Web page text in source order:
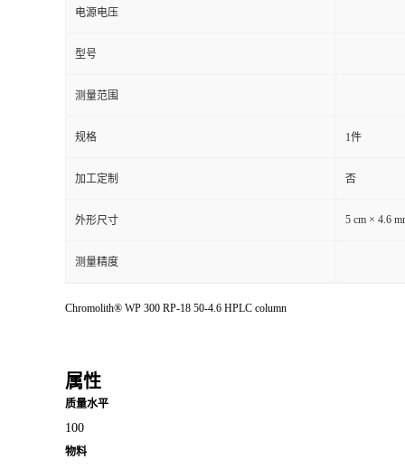
电源电压
型号
测量范围
规格 1件
加工定制 否
外形尺寸 5 cm × 4.6
测量精度
Chromolith® WP 300 RP-18 50-4.6 HPLC column
属性
质量水平
100
物料